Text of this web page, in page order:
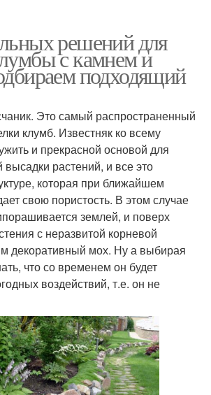
решений для
с камнем и
подходящий
Это самый распространенный
клумб. Известняк ко всему
и прекрасной основой для
высадки растений, и все это
которая при ближайшем
свою пористость. В этом случае
землей, и поверх
с неразвитой корневой
декоративный мох. Ну а выбирая
что со временем он будет
воздействий, т.е. он не